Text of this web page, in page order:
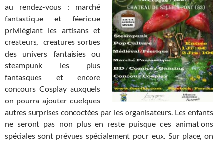
au rendez-vous : marché
fantastique et féerique
privilégiant les artisans et
créateurs, créatures sorties
des univers fantaisies ou
steampunk les plus
fantasques et encore
concours Cosplay auxquels
on pourra ajouter quelques
autres surprises concoctées par les organisateurs. Les enfants
ne seront pas non plus en reste puisque des animations
spéciales sont prévues spécialement pour eux. Sur place, on